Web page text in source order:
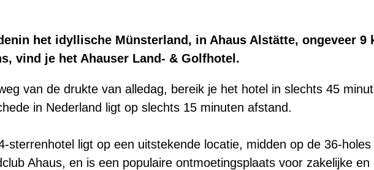
het idyllische Münsterland, in Ahaus Alstätte, ongeveer 9
vind je het Ahauser Land- & Golfhotel.
van de drukte van alledag, bereik je het hotel in slechts 45
in Nederland ligt op slechts 15 minuten afstand.
sterrenhotel ligt op een uitstekende locatie, midden op de 36-
Ahaus, en is een populaire ontmoetingsplaats voor zakelijke en